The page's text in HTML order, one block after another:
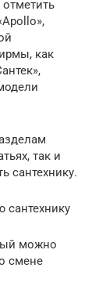
как
так и
сантехнику.
сантехнику
можно
смене